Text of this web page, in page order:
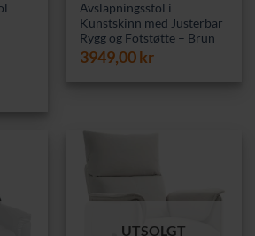
Avslapningsstol i
Kunstskinn med Justerbar
Rygg og Fotstøtte – Brun
3949,00kr
UTSOLGT